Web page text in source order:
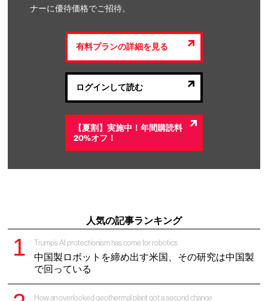
ナーに優待価格でご招待。
有料プランの詳細を見る
ログインして読む
【夏割】実施中！年間購読料
20%オフ！
人気の記事ランキング
Trump’s AI protectionism has come for robotics
中国製ロボットを締め出す米国、その研究は中国製
で回っている
How an overlooked geothermal plant got a second chance